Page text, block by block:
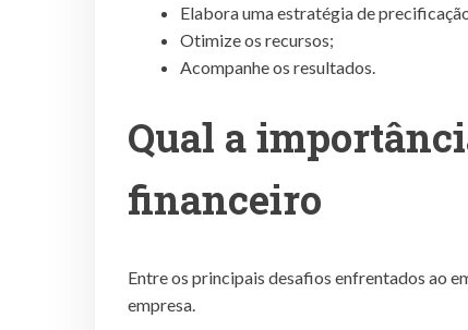
Elabora uma estratégia de
Otimize os recursos;
Acompanhe os resultados.
Qual a
financeiro
Entre os principais desafios enfrentados ao
empresa.